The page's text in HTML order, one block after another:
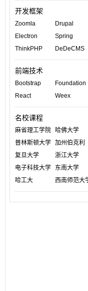
开发框架
Zoomla Drupal
Electron
Spring
ThinkPHP
DeDeCMS
前端技术
Bootstrap Foundation
React
Weex
名校课程
麻省理工学院 哈佛大学
普林斯顿大学 加州伯克利
复旦大学
浙江大学
电子科技大学
东南大学
哈工大
西南师范大